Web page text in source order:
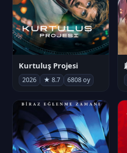
Kurtuluş Projesi
2026 ★ 8.7 6808 oy